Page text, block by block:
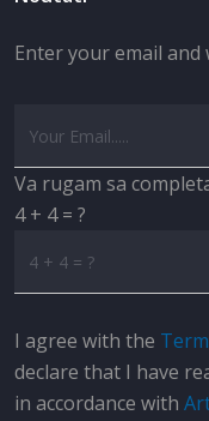
Enter your email
Va rugam sa
4 + 4 = ?
I agree with the
declare that I have
in accordance with